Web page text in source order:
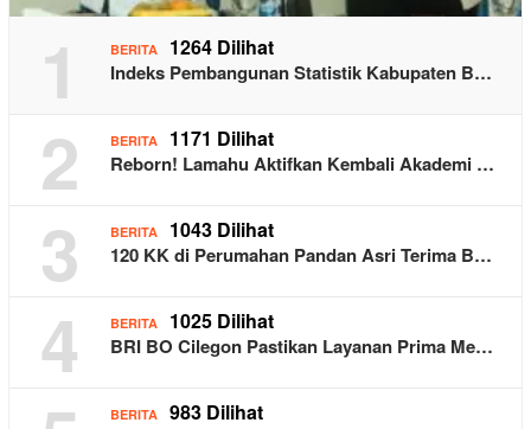
1 BERITA 1264 Dilihat
Indeks Pembangunan Statistik Kabupaten B…
2 BERITA 1171 Dilihat
Reborn! Lamahu Aktifkan Kembali Akademi …
3 BERITA 1043 Dilihat
120 KK di Perumahan Pandan Asri Terima B…
4 BERITA 1025 Dilihat
BRI BO Cilegon Pastikan Layanan Prima Me…
BERITA 983 Dilihat